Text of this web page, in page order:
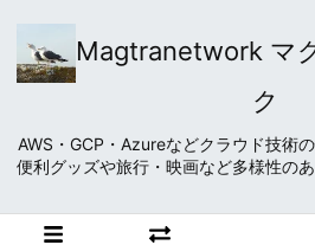
Magtranetwork マ
ク
AWS・GCP・Azureなどクラウド技術
便利グッズや旅行・映画など多様性の